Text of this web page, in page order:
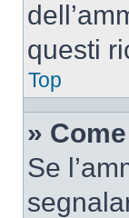
questi
Top
»
Se